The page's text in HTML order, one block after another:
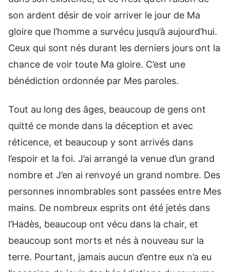
son ardent désir de voir arriver le jour de Ma
gloire que l’homme a survécu jusqu’à aujourd’hui.
Ceux qui sont nés durant les derniers jours ont la
chance de voir toute Ma gloire. C’est une
bénédiction ordonnée par Mes paroles.
Tout au long des âges, beaucoup de gens ont
quitté ce monde dans la déception et avec
réticence, et beaucoup y sont arrivés dans
l’espoir et la foi. J’ai arrangé la venue d’un grand
nombre et J’en ai renvoyé un grand nombre. Des
personnes innombrables sont passées entre Mes
mains. De nombreux esprits ont été jetés dans
l’Hadès, beaucoup ont vécu dans la chair, et
beaucoup sont morts et nés à nouveau sur la
terre. Pourtant, jamais aucun d’entre eux n’a eu